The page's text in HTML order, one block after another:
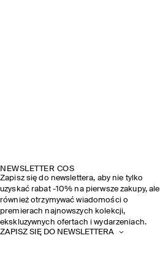
NEWSLETTER COS
Zapisz się do newslettera, aby nie tylko
uzyskać rabat -10% na pierwsze zakupy, ale
również otrzymywać wiadomości o
premierach najnowszych kolekcji,
ekskluzywnych ofertach i wydarzeniach.
ZAPISZ SIĘ DO NEWSLETTERA